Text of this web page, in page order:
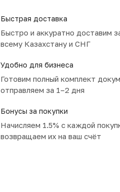
Быстрая доставка
Быстро и аккуратно доставим
всему Казахстану и СНГ
Удобно для бизнеса
Готовим полный комплект
отправляем за 1–2 дня
Бонусы за покупки
Начисляем 1.5% с каждой
возвращаем их на ваш счёт